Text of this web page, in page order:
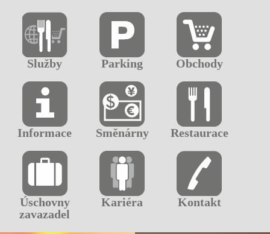
Služby Parking Obchody
Informace Směnárny Restaurace
Úschovny
zavazadel
Kariéra Kontakt